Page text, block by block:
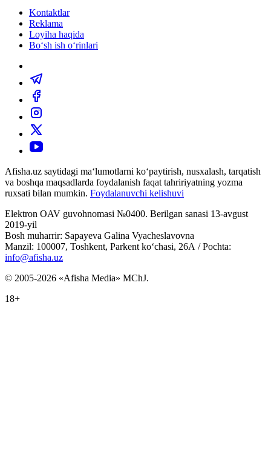
Kontaktlar
Reklama
Loyiha haqida
Bo‘sh ish o‘rinlari
Afisha.uz saytidagi ma‘lumotlarni ko‘paytirish, nusxalash, tarqatish
va boshqa maqsadlarda foydalanish faqat tahririyatning yozma
ruxsati bilan mumkin. Foydalanuvchi kelishuvi
Elektron OAV guvohnomasi №0400. Berilgan sanasi 13-avgust
2019-yil
Bosh muharrir: Sapayeva Galina Vyacheslavovna
Manzil: 100007, Toshkent, Parkent ko‘chasi, 26А / Pochta:
info@afisha.uz
© 2005-2026 «Afisha Media» MChJ.
18+